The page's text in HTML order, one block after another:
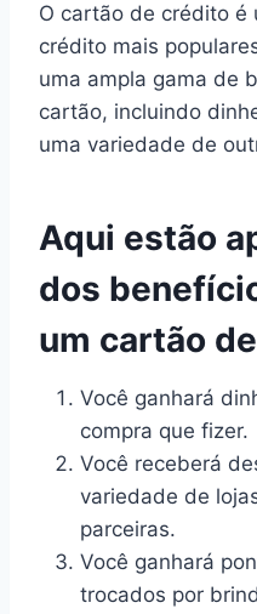
O cartão de crédito é
crédito mais
uma ampla gama de
cartão, incluindo
uma variedade de
Aqui estão
dos
um cartão
Você ganhará
compra que fizer.
Você receberá
variedade de
parceiras.
Você ganhará
trocados por